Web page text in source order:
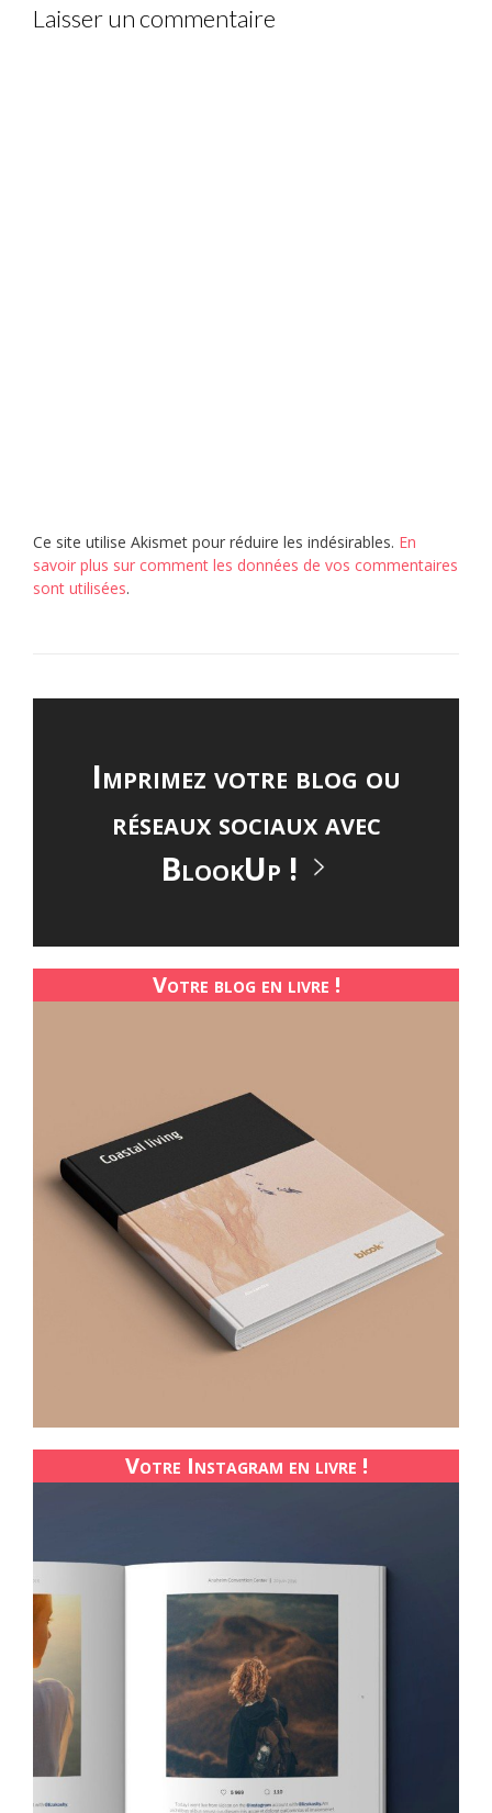
Laisser un commentaire
Ce site utilise Akismet pour réduire les indésirables. En
savoir plus sur comment les données de vos commentaires
sont utilisées.
Imprimez votre blog ou
réseaux sociaux avec
BlookUp !
Votre blog en livre !
Votre Instagram en livre !